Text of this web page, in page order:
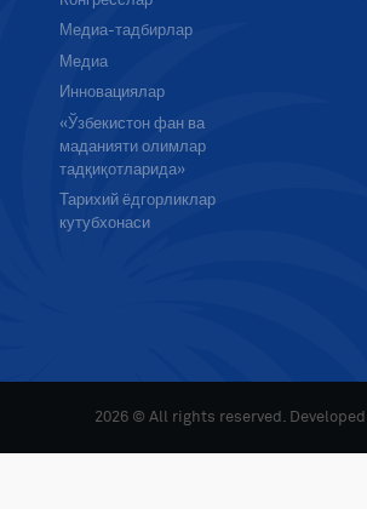
Медиа-тадбирлар
Медиа
Инновациялар
«Ўзбекистон фан ва
маданияти олимлар
тадқиқотларида»
Тарихий ёдгорликлар
кутубхонаси
2026 © All rights reserved.